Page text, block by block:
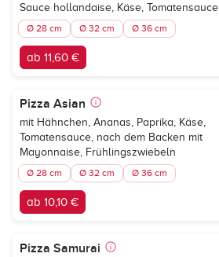
Sauce hollandaise, Käse, Tomatensauce
Ø 28 cm Ø 32 cm Ø 36 cm
ab 11,60 €
Pizza Asian
mit Hähnchen, Ananas, Paprika, Käse,
Tomatensauce, nach dem Backen mit
Mayonnaise, Frühlingszwiebeln
Ø 28 cm Ø 32 cm Ø 36 cm
ab 10,10 €
Pizza Samurai